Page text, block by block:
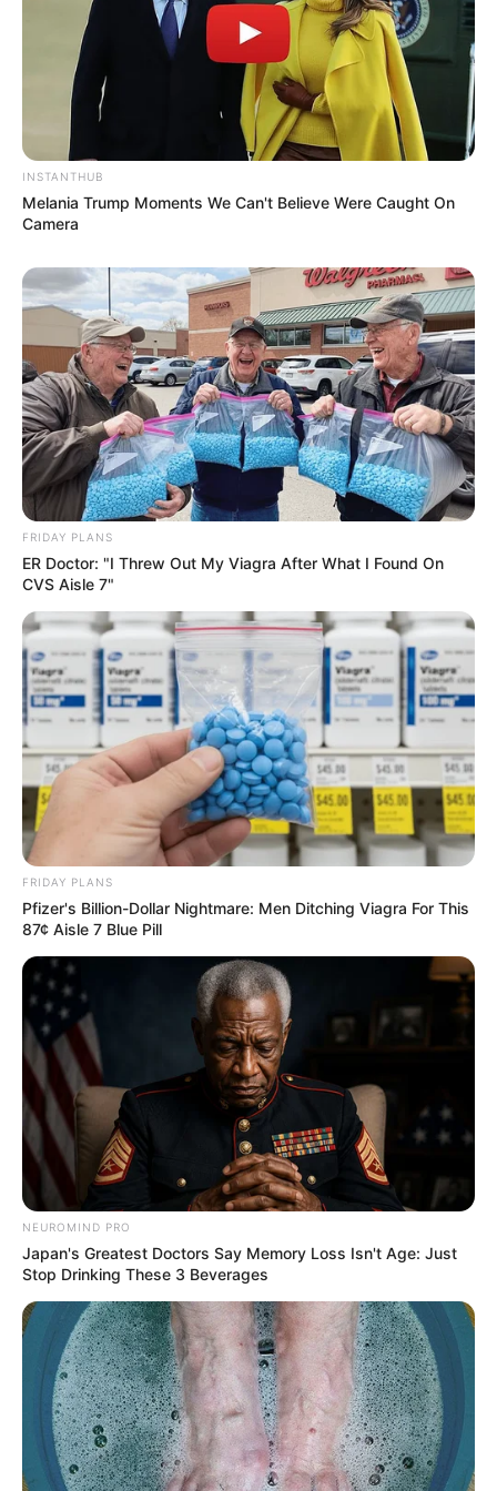
Fonte: moteris
7. Para fazer uma árvore de doces, cole mini
chocolates em uma garrafa de vidro, faça isso
até chegar ao topo. Seguindo essa dica, você terá
uma árvore de Natal linda e criativa.Clique aqui
para ver mais instruções.
Fonte:organizesemfrescuras
8. Para fazer a guirlanda mostrada acima, você
vai precisar de balas, cabide, pequenos arames
flexíveis e laço de fita para decorar. Para
INSTANTHUB
Melania Trump Moments We Can't Believe Were Caught On
Camera
FRIDAY PLANS
ER Doctor: "I Threw Out My Viagra After What I Found On
CVS Aisle 7"
FRIDAY PLANS
Pfizer's Billion-Dollar Nightmare: Men Ditching Viagra For This
87¢ Aisle 7 Blue Pill
NEUROMIND PRO
Japan's Greatest Doctors Say Memory Loss Isn't Age: Just
Stop Drinking These 3 Beverages